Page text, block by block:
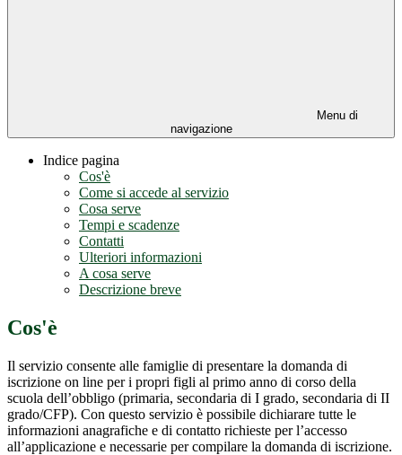
Menu di
navigazione
Indice pagina
Cos'è
Come si accede al servizio
Cosa serve
Tempi e scadenze
Contatti
Ulteriori informazioni
A cosa serve
Descrizione breve
Cos'è
Il servizio consente alle famiglie di presentare la domanda di
iscrizione on line per i propri figli al primo anno di corso della
scuola dell’obbligo (primaria, secondaria di I grado, secondaria di II
grado/CFP). Con questo servizio è possibile dichiarare tutte le
informazioni anagrafiche e di contatto richieste per l’accesso
all’applicazione e necessarie per compilare la domanda di iscrizione.